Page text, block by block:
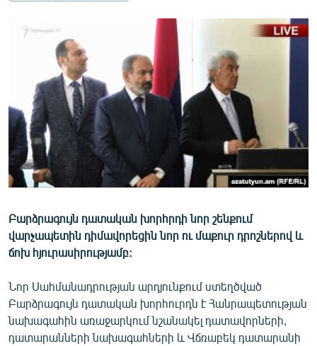
ՏԱՐԱԾԱՇՐՋԱՆ
ՄԻՋԱԶԳԱՅԻՆ
ՄՇԱԿՈՒՅԹ
ՍՊՈՐՏ
ՄԵԿՆԱԲԱՆՈՒԹՅՈՒՆ
ՏՏ ԵՒ ԻՆՏԵՐՆԵՏ
ԱՐԽԻՎ
ՏԵՍԱՆՅՈՒԹԵՐ
ՁԳՏԵԼՈՎ ԼԱՎԱԳՈՒՅՆԻՆ
ՓՈԴՔԱՍԹ
Բարձրագույն դատական խորհրդի նոր շենքում
վարչապետին դիմավորեցին նոր ու մաքուր դրոշներով և
ճոխ հյուրասիրությամբ:
Նոր Սահմանադրության արդյունքում ստեղծված
Բարձրագույն դատական խորհուրդն է Հանրապետության
նախագահին առաջարկում նշանակել դատավորների,
դատարանների նախագահների և Վճռաբեկ դատարանի